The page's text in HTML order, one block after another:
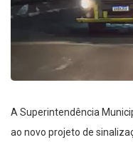
A Superintendência
ao novo projeto de